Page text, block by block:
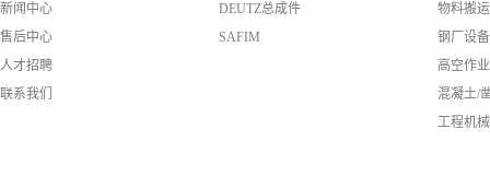
新闻中心
售后中心
人才招聘
联系我们
DEUTZ总成件
SAFIM
物料搬运
钢厂设备
高空作
混凝土/
工程机械